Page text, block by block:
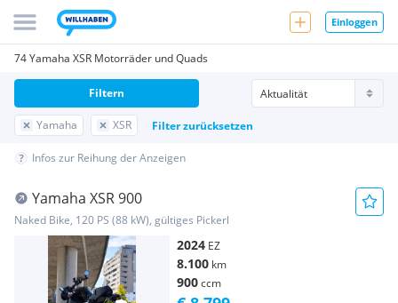
Einloggen
74 Yamaha XSR Motorräder und Quads
Yamaha XSR Filter zurücksetzen
Filtern
Infos zur Reihung der Anzeigen
Yamaha XSR 900
Naked Bike, 120 PS (88 kW), gültiges Pickerl
2024 EZ
8.100 km
900ccm